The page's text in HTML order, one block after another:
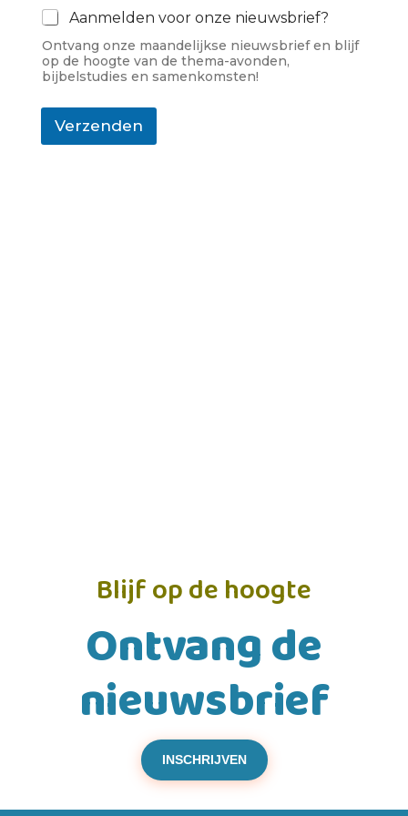
Aanmelden voor onze nieuwsbrief?
Ontvang onze maandelijkse nieuwsbrief en blijf
op de hoogte van de thema-avonden,
bijbelstudies en samenkomsten!
Verzenden
Blijf op de hoogte
Ontvang de
nieuwsbrief
INSCHRIJVEN